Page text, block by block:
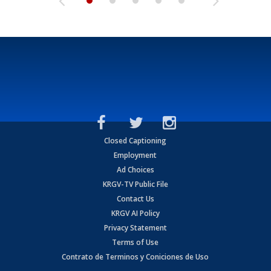
Closed Captioning
Employment
Ad Choices
KRGV-TV Public File
Contact Us
KRGV AI Policy
Privacy Statement
Terms of Use
Contrato de Terminos y Coniciones de Uso